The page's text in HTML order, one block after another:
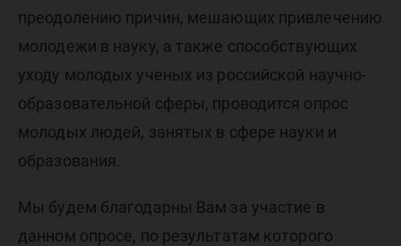
преодолению причин, мешающих привлечению
молодежи в науку, а также способствующих
уходу молодых ученых из российской научно-
образовательной сферы, проводится опрос
молодых людей, занятых в сфере науки и
образования.
Мы будем благодарны Вам за участие в
данном опросе, по результатам которого